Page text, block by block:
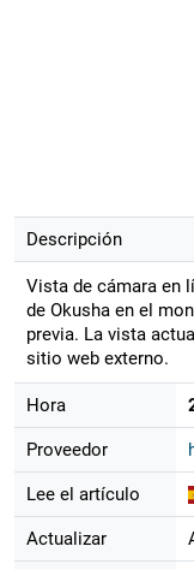
Descripción
Vista de cámara en
de Okusha en el
previa. La vista
sitio web externo.
Hora
Proveedor
Lee el artículo
Actualizar